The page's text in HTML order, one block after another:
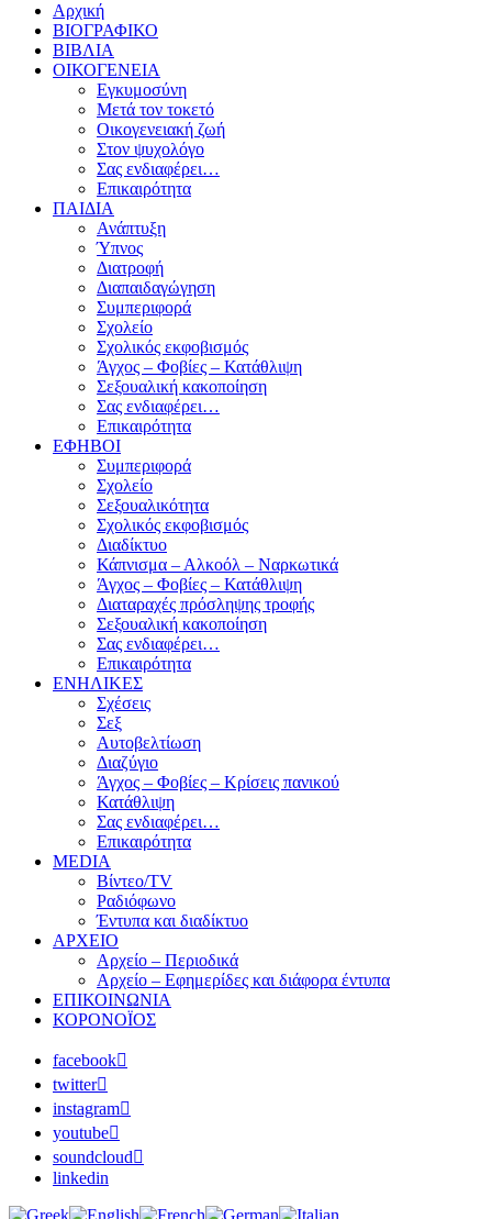
Αρχική
ΒΙΟΓΡΑΦΙΚΟ
ΒΙΒΛΙΑ
ΟΙΚΟΓΕΝΕΙΑ
Εγκυμοσύνη
Μετά τον τοκετό
Οικογενειακή ζωή
Στον ψυχολόγο
Σας ενδιαφέρει…
Επικαιρότητα
ΠΑΙΔΙΑ
Ανάπτυξη
Ύπνος
Διατροφή
Διαπαιδαγώγηση
Συμπεριφορά
Σχολείο
Σχολικός εκφοβισμός
Άγχος – Φοβίες – Κατάθλιψη
Σεξουαλική κακοποίηση
Σας ενδιαφέρει…
Επικαιρότητα
ΕΦΗΒΟΙ
Συμπεριφορά
Σχολείο
Σεξουαλικότητα
Σχολικός εκφοβισμός
Διαδίκτυο
Κάπνισμα – Αλκοόλ – Ναρκωτικά
Άγχος – Φοβίες – Κατάθλιψη
Διαταραχές πρόσληψης τροφής
Σεξουαλική κακοποίηση
Σας ενδιαφέρει…
Επικαιρότητα
ΕΝΗΛΙΚΕΣ
Σχέσεις
Σεξ
Αυτοβελτίωση
Διαζύγιο
Άγχος – Φοβίες – Κρίσεις πανικού
Κατάθλιψη
Σας ενδιαφέρει…
Επικαιρότητα
MEDIA
Βίντεο/TV
Ραδιόφωνο
Έντυπα και διαδίκτυο
ΑΡΧΕΙΟ
Αρχείο – Περιοδικά
Αρχείο – Εφημερίδες και διάφορα έντυπα
ΕΠΙΚΟΙΝΩΝΙΑ
ΚΟΡΟΝΟΪΟΣ
facebook
twitter
instagram
youtube
soundcloud
linkedin